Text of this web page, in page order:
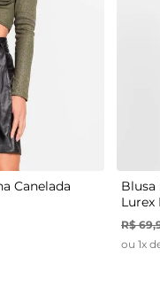
Canelada
Blusa
Lurex
R$ 69,
ou 1x